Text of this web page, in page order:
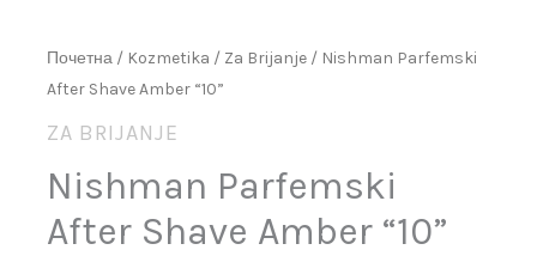
Почетна / Kozmetika / Za Brijanje / Nishman Parfemski
After Shave Amber “10”
ZA BRIJANJE
Nishman Parfemski
After Shave Amber “10”